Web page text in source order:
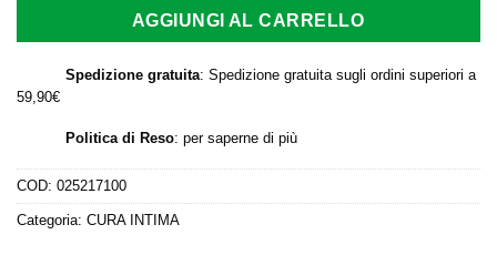
AGGIUNGI AL CARRELLO
Spedizione gratuita: Spedizione gratuita sugli ordini superiori a
59,90€
Politica di Reso: per saperne di più
COD: 025217100
Categoria: CURA INTIMA